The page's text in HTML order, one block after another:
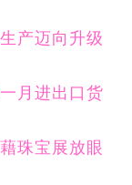
产迈向升级
月进出口货
珠宝展放眼